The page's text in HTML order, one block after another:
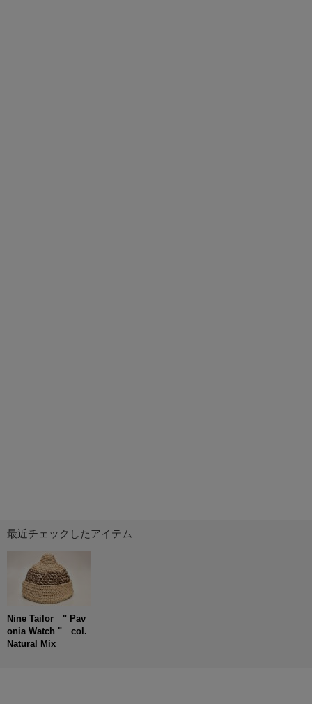
最近チェックしたアイテム
Nine Tailor " Pav
onia Watch " col.
Natural Mix